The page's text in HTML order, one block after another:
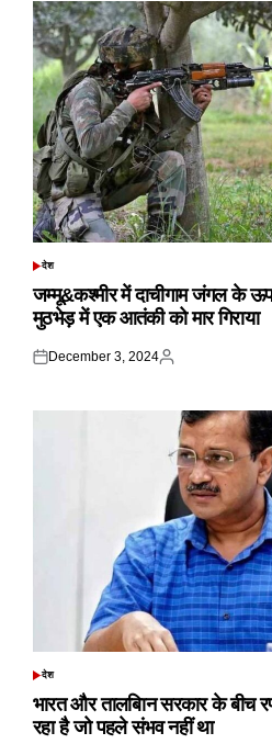
POSTED
देश
जम्मू&कश्मीर में दाचीगाम जंगल के
मुठभेड़ में एक आतंकी को मार गिराया
Posted
December 3, 2024
Posted
POSTED
देश
भारत और तालबिान सरकार के बीच
रहा है जो पहले संभव नहीं था